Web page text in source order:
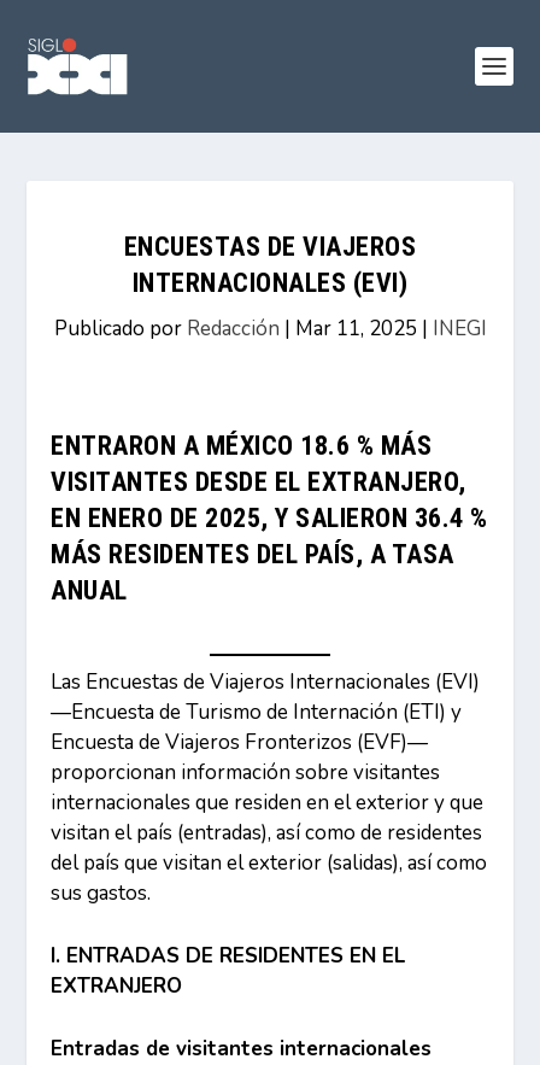
ENCUESTAS DE VIAJEROS
INTERNACIONALES (EVI)
Publicado por Redacción | Mar 11, 2025 | INEGI
ENTRARON A MÉXICO 18.6 % MÁS
VISITANTES DESDE EL EXTRANJERO,
EN ENERO DE 2025, Y SALIERON 36.4 %
MÁS RESIDENTES DEL PAÍS, A TASA
ANUAL
Las Encuestas de Viajeros Internacionales (EVI)
—Encuesta de Turismo de Internación (ETI) y
Encuesta de Viajeros Fronterizos (EVF)—
proporcionan información sobre visitantes
internacionales que residen en el exterior y que
visitan el país (entradas), así como de residentes
del país que visitan el exterior (salidas), así como
sus gastos.
I. ENTRADAS DE RESIDENTES EN EL
EXTRANJERO
Entradas de visitantes internacionales